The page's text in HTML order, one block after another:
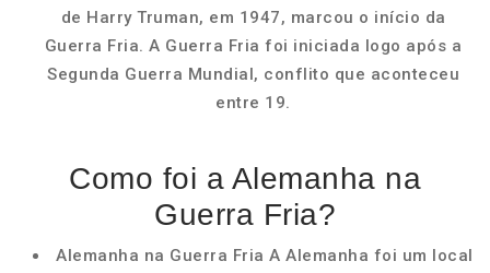
de Harry Truman, em 1947, marcou o início da
Guerra Fria. A Guerra Fria foi iniciada logo após a
Segunda Guerra Mundial, conflito que aconteceu
entre 19.
Como foi a Alemanha na
Guerra Fria?
Alemanha na Guerra Fria A Alemanha foi um local